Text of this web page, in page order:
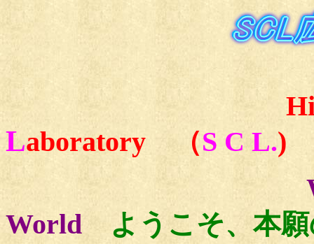
Laboratory （S C L.)
Well
World
ようこそ、本